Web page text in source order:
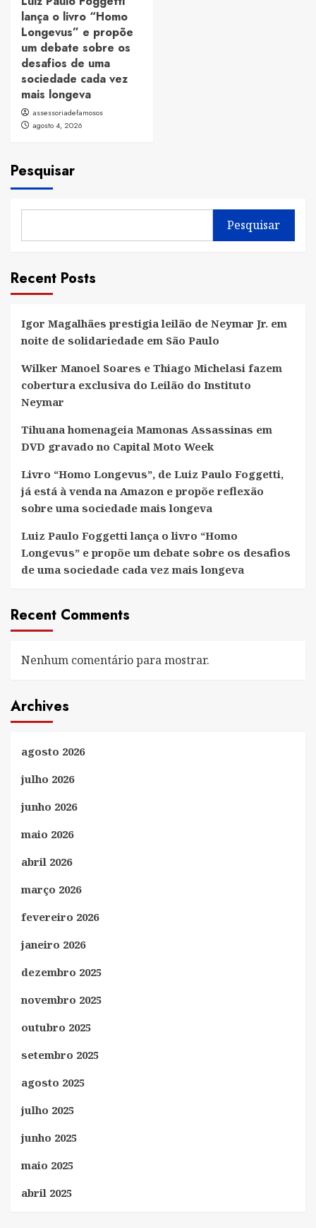
lança o livro “Homo
Longevus” e propõe
um debate sobre os
desafios de uma
sociedade cada vez
mais longeva
assessoriadefamosos
agosto 4, 2026
Pesquisar
Pesquisar
Recent Posts
Igor Magalhães prestigia leilão de Neymar Jr. em
noite de solidariedade em São Paulo
Wilker Manoel Soares e Thiago Michelasi fazem
cobertura exclusiva do Leilão do Instituto
Neymar
Tihuana homenageia Mamonas Assassinas em
DVD gravado no Capital Moto Week
Livro “Homo Longevus”, de Luiz Paulo Foggetti,
já está à venda na Amazon e propõe reflexão
sobre uma sociedade mais longeva
Luiz Paulo Foggetti lança o livro “Homo
Longevus” e propõe um debate sobre os desafios
de uma sociedade cada vez mais longeva
Recent Comments
Nenhum comentário para mostrar.
Archives
agosto 2026
julho 2026
junho 2026
maio 2026
abril 2026
março 2026
fevereiro 2026
janeiro 2026
dezembro 2025
novembro 2025
outubro 2025
setembro 2025
agosto 2025
julho 2025
junho 2025
maio 2025
abril 2025